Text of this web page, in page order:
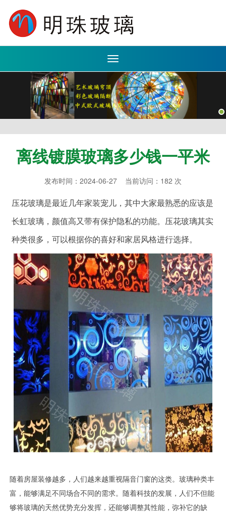
Toggle
navigation
离线镀膜玻璃多少钱一平米
发布时间：2024-06-27 当前访问：182 次
压花玻璃是最近几年家装宠儿，其中大家最熟悉的应该是
长虹玻璃，颜值高又带有保护隐私的功能。压花玻璃其实
种类很多，可以根据你的喜好和家居风格进行选择。
随着房屋装修越多，人们越来越重视隔音门窗的这类。玻璃种类丰
富，能够满足不同场合不同的需求。随着科技的发展，人们不但能
够将玻璃的天然优势充分发挥，还能够调整其性能，弥补它的缺